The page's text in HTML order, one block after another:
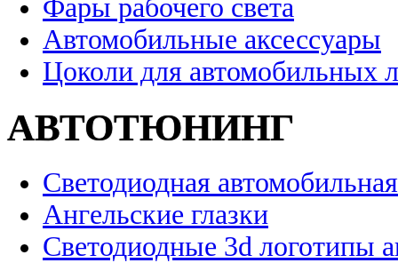
Фары рабочего света
Автомобильные аксессуары
Цоколи для автомобильных
АВТОТЮНИНГ
Светодиодная
Ангельские глазки
Светодиодные 3d логотипы